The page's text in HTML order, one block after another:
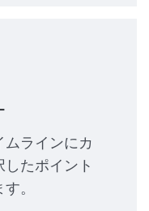
ムラインにカ
たポイント
。